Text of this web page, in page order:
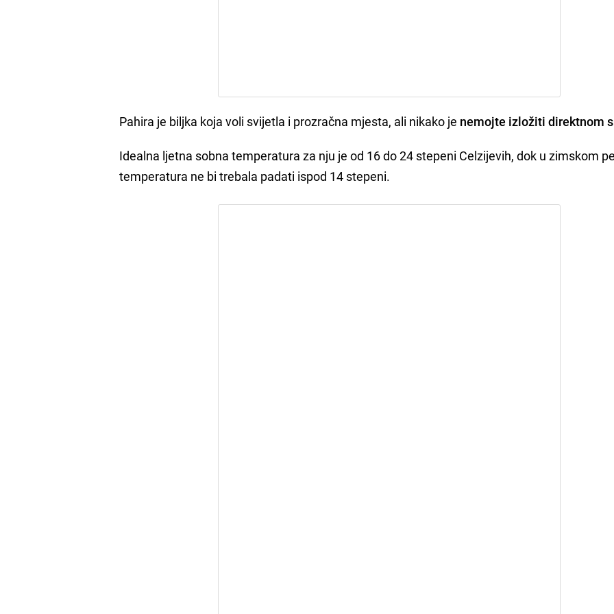
Pahira je biljka koja voli svijetla i prozračna mjesta, ali nikako je nemojte izložiti direktnom
Idealna ljetna sobna temperatura za nju je od 16 do 24 stepeni Celzijevih, dok u zimskom
temperatura ne bi trebala padati ispod 14 stepeni.